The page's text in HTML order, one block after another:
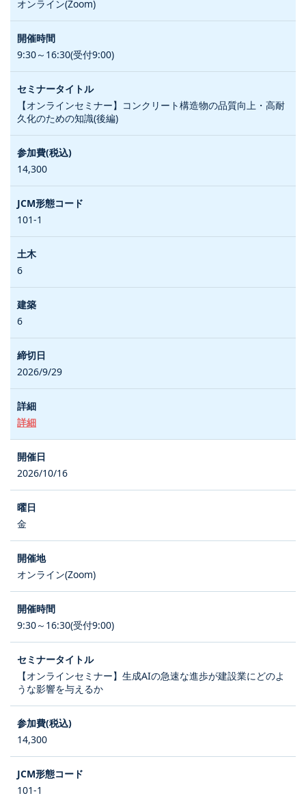
オンライン(Zoom)
9:30～16:30(受付9:00)
【オンラインセミナー】コンクリート構造物の品質向上・高耐
久化のための知識(後編)
14,300
101-1
6
6
2026/9/29
詳細
2026/10/16
金
オンライン(Zoom)
9:30～16:30(受付9:00)
【オンラインセミナー】生成AIの急速な進歩が建設業にどのよ
うな影響を与えるか
14,300
101-1